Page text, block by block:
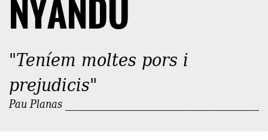
NYANDÚ
"Teníem moltes pors i
prejudicis"
Pau Planas